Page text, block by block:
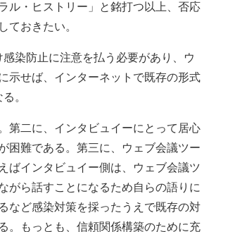
ル・ヒストリー」と銘打つ以上、否応
ておきたい。
染防止に注意を払う必要があり、ウ
示せば、インターネットで既存の形式
。
第二に、インタビュイーにとって居心
困難である。第三に、ウェブ会議ツー
ばインタビュイー側は、ウェブ会議ツ
がら話すことになるため自らの語りに
など感染対策を採ったうえで既存の対
。もっとも、信頼関係構築のために充